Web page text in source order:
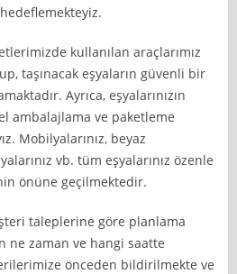
kullanılan araçlarımız
taşınacak eşyaların güvenli bir
Ayrıca, eşyalarınızın
ambalajlama ve paketleme
Mobilyalarınız, beyaz
vb. tüm eşyalarınız özenle
önüne geçilmektedir.
taleplerine göre planlama
ne zaman ve hangi saatte
önceden bildirilmekte ve